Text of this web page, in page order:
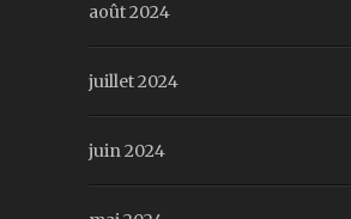
août 2024
juillet 2024
juin 2024